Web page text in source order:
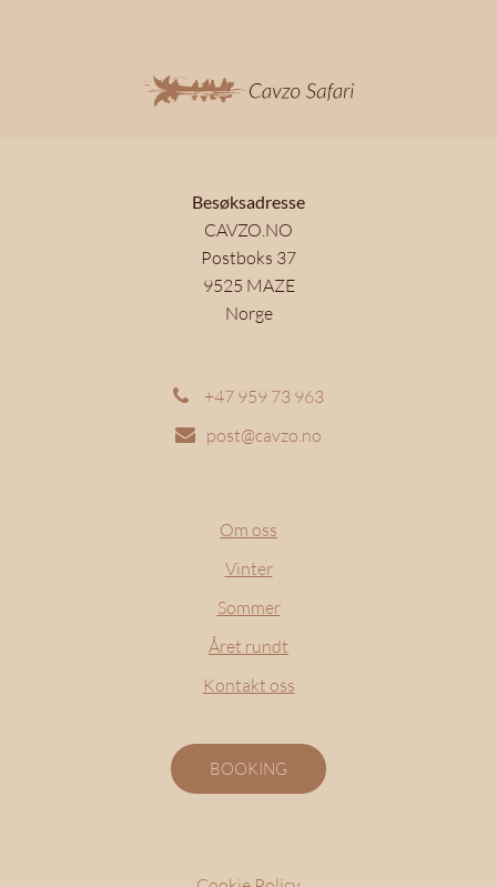
Besøksadresse
CAVZO.NO
Postboks 37
9525 MAZE
Norge
+47 959 73 963
post@cavzo.no
Om oss
Vinter
Sommer
Året rundt
Kontakt oss
BOOKING